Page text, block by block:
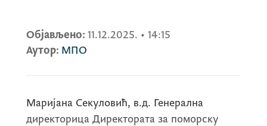
Објављено: 11.12.2025. • 14:15
Аутор: МПО
Маријана Секуловић, в.д. Генерална
директорица Директората за поморску